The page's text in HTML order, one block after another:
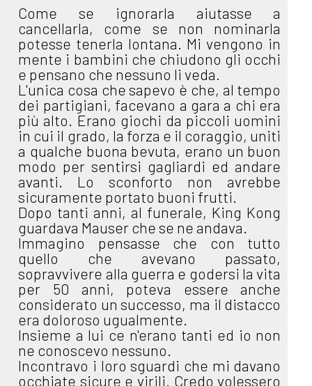
Come se ignorarla aiutasse a
cancellarla, come se non nominarla
potesse tenerla lontana. Mi vengono in
mente i bambini che chiudono gli occhi
e pensano che nessuno li veda.
L'unica cosa che sapevo è che, al tempo
dei partigiani, facevano a gara a chi era
più alto. Erano giochi da piccoli uomini
in cui il grado, la forza e il coraggio, uniti
a qualche buona bevuta, erano un buon
modo per sentirsi gagliardi ed andare
avanti. Lo sconforto non avrebbe
sicuramente portato buoni frutti.
Dopo tanti anni, al funerale, King Kong
guardava Mauser che se ne andava.
Immagino pensasse che con tutto
quello che avevano passato,
sopravvivere alla guerra e godersi la vita
per 50 anni, poteva essere anche
considerato un successo, ma il distacco
era doloroso ugualmente.
Insieme a lui ce n'erano tanti ed io non
ne conoscevo nessuno.
Incontravo i loro sguardi che mi davano
occhiate sicure e virili. Credo volessero